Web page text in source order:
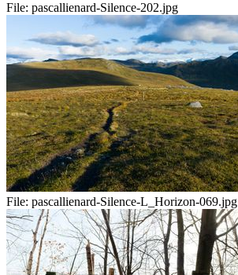
File: pascallienard-Silence-202.jpg
File: pascallienard-Silence-L_Horizon-069.jpg